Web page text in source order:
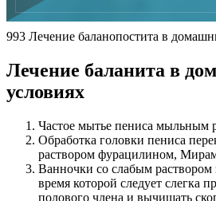
993 Лечение баланопостита в
Лечение баланита в
условиях
Частое мытье пениса мыльным
Обработка головки пениса
раствором фурацилином,
Ванночки со слабым раствором
время которой следует слегка
полового члена и вычищать